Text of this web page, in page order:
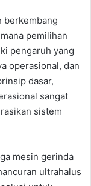
berkembang
pemilihan
pengaruh yang
operasional, dan
dasar,
sangat
sistem
mesin gerinda
ultrahalus